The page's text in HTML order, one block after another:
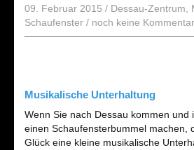
09. Februar 2015 / Dessau-Zentrum
Schaufenster / noch keine
Musikalische Unterhaltung
Wenn Sie nach Dessau kommen und
einen Schaufensterbummel machen,
Glück eine kleine musikalische